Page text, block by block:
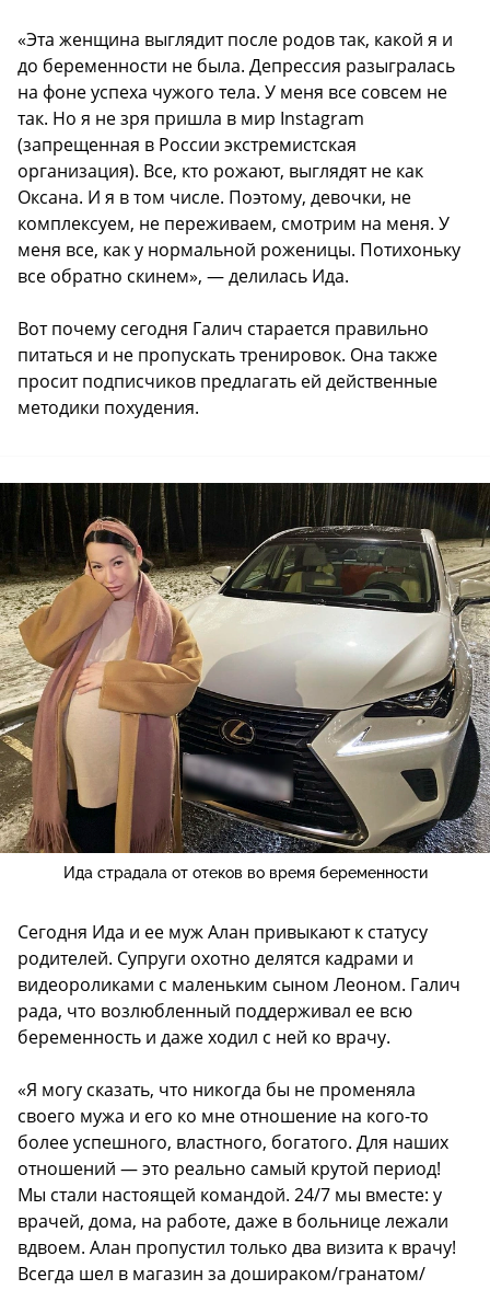
«Эта женщина выглядит после родов так, какой я и
до беременности не была. Депрессия разыгралась
на фоне успеха чужого тела. У меня все совсем не
так. Но я не зря пришла в мир Instagram
(запрещенная в России экстремистская
организация). Все, кто рожают, выглядят не как
Оксана. И я в том числе. Поэтому, девочки, не
комплексуем, не переживаем, смотрим на меня. У
меня все, как у нормальной роженицы. Потихоньку
все обратно скинем», — делилась Ида.
Вот почему сегодня Галич старается правильно
питаться и не пропускать тренировок. Она также
просит подписчиков предлагать ей действенные
методики похудения.
Ида страдала от отеков во время беременности
Сегодня Ида и ее муж Алан привыкают к статусу
родителей. Супруги охотно делятся кадрами и
видеороликами с маленьким сыном Леоном. Галич
рада, что возлюбленный поддерживал ее всю
беременность и даже ходил с ней ко врачу.
«Я могу сказать, что никогда бы не променяла
своего мужа и его ко мне отношение на кого-то
более успешного, властного, богатого. Для наших
отношений — это реально самый крутой период!
Мы стали настоящей командой. 24/7 мы вместе: у
врачей, дома, на работе, даже в больнице лежали
вдвоем. Алан пропустил только два визита к врачу!
Всегда шел в магазин за дошираком/гранатом/